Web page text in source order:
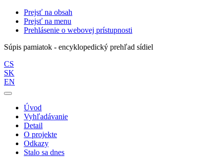
Prejsť na obsah
Prejsť na menu
Prehlásenie o webovej prístupnosti
Súpis pamiatok - encyklopedický prehľad sídiel
CS
SK
EN
Úvod
Vyhľadávanie
Detail
O projekte
Odkazy
Stalo sa dnes